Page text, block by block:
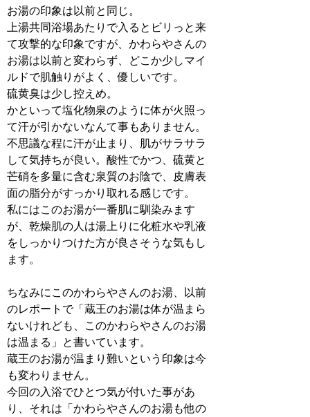
お湯の印象は以前と同じ。
上湯共同浴場あたりで入るとビリっと来
て攻撃的な印象ですが、かわらやさんの
お湯は以前と変わらず、どこか少しマイ
ルドで肌触りがよく、優しいです。
硫黄臭は少し控えめ。
かといって塩化物泉のように体が火照っ
て汗が引かないなんて事もありません。
不思議な程に汗が止まり、肌がサラサラ
して気持ちが良い。酸性でかつ、硫黄と
芒硝を多量に含む泉質のお陰で、皮膚表
面の脂分がすっかり取れる感じです。
私にはこのお湯が一番肌に馴染みます
が、乾燥肌の人は湯上りに化粧水や乳液
をしっかりつけた方が良さそうな気もし
ます。
ちなみにこのかわらやさんのお湯、以前
のレポートで「蔵王のお湯は体が温まら
ないけれども、このかわらやさんのお湯
は温まる」と書いています。
蔵王のお湯が温まり難いという印象は今
も変わりません。
今回の入浴でひとつ気が付いた事があ
り、それは「かわらやさんのお湯も他の